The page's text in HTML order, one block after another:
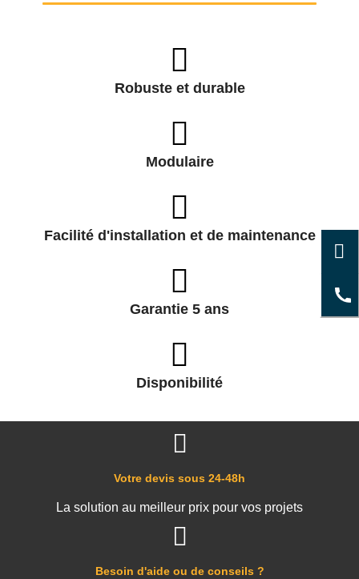
Robuste et durable
Modulaire
Facilité d'installation et de maintenance
Garantie 5 ans
Disponibilité
Besoin d'aide ou de conseils ?
Votre devis sous 24-48h
La solution au meilleur prix pour vos projets